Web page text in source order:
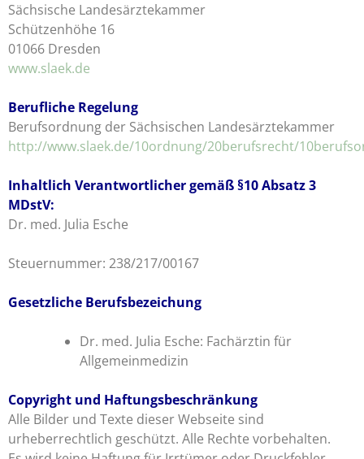
Sächsische Landesärztekammer
Schützenhöhe 16
01066 Dresden
www.slaek.de
Berufliche Regelung
Berufsordnung der Sächsischen Landesärztekammer
http://www.slaek.de/10ordnung/20berufsrecht/
Inhaltlich Verantwortlichergemäß §10 Absatz 3
MDstV:
Dr. med. Julia Esche
Steuernummer: 238/217/00167
Gesetzliche Berufsbezeichung
Dr. med. Julia Esche: Fachärztin für
Allgemeinmedizin
Copyright und Haftungsbeschränkung
Alle Bilder und Texte dieser Webseite sind
urheberrechtlich geschützt. Alle Rechte vorbehalten.